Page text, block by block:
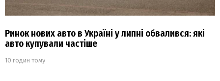
Ринок нових авто в Україні у липні обвалився: які
авто купували частіше
10 годин тому